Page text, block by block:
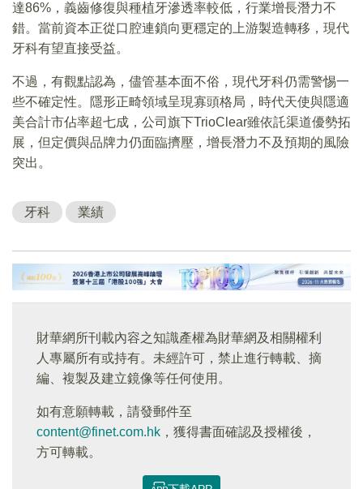
達86%，義齒修復與種植牙滲透率較低，行業增長潛力不
錯。當前資本正從口腔連鎖向更穩定的上游製造轉移，現代
牙科有望直接受益。
不過，有觀點認為，儘管基本面不俗，現代牙科仍需警惕一
些不確定性。隱形正畸領域呈現寡頭格局，時代天使與隱適
美合計市佔率超七成，公司旗下TrioClear雖依託渠道優勢拓
展，但定價與品牌力仍面臨擠壓，增長潛力不及預期的風險
突出。
牙科 業績
財華網所刊載內容之知識產權為財華網及相關權利
人專屬所有或持有。未經許可，禁止進行轉載、摘
編、複製及建立鏡像等任何使用。
如有意願轉載，請發郵件至
content@finet.com.hk ，獲得書面確認及授權後，
方可轉載。